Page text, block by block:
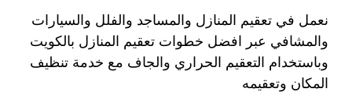
نعمل في تعقيم المنازل والمساجد والفلل والسيارات
والمشافي عبر افضل خطوات تعقيم المنازل بالكويت
وباستخدام التعقيم الحراري والجاف مع خدمة تنظيف
المكان وتعقيمه